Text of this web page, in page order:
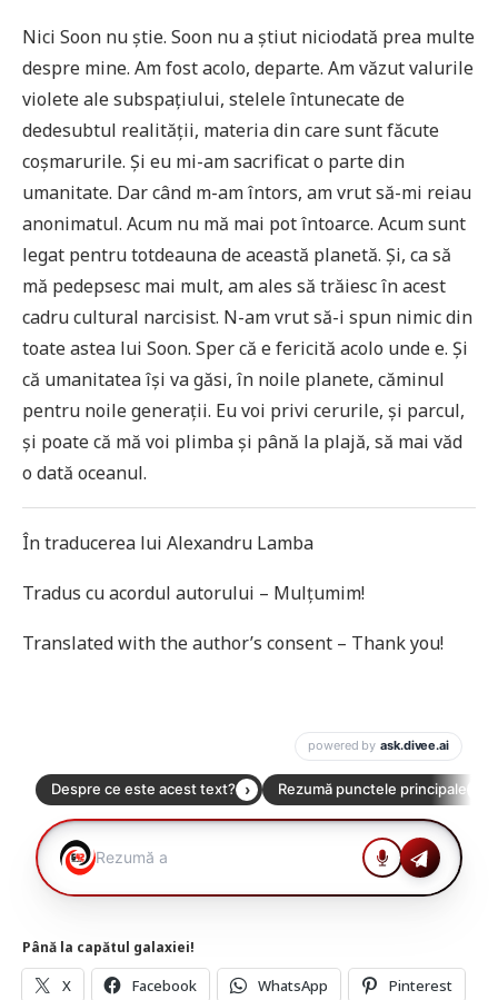
Nici Soon nu știe. Soon nu a știut niciodată prea multe
despre mine. Am fost acolo, departe. Am văzut valurile
violete ale subspațiului, stelele întunecate de
dedesubtul realității, materia din care sunt făcute
coșmarurile. Și eu mi-am sacrificat o parte din
umanitate. Dar când m-am întors, am vrut să-mi reiau
anonimatul. Acum nu mă mai pot întoarce. Acum sunt
legat pentru totdeauna de această planetă. Și, ca să
mă pedepsesc mai mult, am ales să trăiesc în acest
cadru cultural narcisist. N-am vrut să-i spun nimic din
toate astea lui Soon. Sper că e fericită acolo unde e. Și
că umanitatea își va găsi, în noile planete, căminul
pentru noile generații. Eu voi privi cerurile, și parcul,
și poate că mă voi plimba și până la plajă, să mai văd
o dată oceanul.
În traducerea lui Alexandru Lamba
Tradus cu acordul autorului – Mulțumim!
Translated with the author’s consent – Thank you!
Până la capătul galaxiei!
X Facebook WhatsApp Pinterest